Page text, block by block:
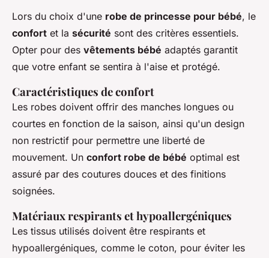
Lors du choix d'une robe de princesse pour bébé, le
confort et la sécurité sont des critères essentiels.
Opter pour des vêtements bébé adaptés garantit
que votre enfant se sentira à l'aise et protégé.
Caractéristiques de confort
Les robes doivent offrir des manches longues ou
courtes en fonction de la saison, ainsi qu'un design
non restrictif pour permettre une liberté de
mouvement. Un confort robe de bébé optimal est
assuré par des coutures douces et des finitions
soignées.
Matériaux respirants et hypoallergéniques
Les tissus utilisés doivent être respirants et
hypoallergéniques, comme le coton, pour éviter les